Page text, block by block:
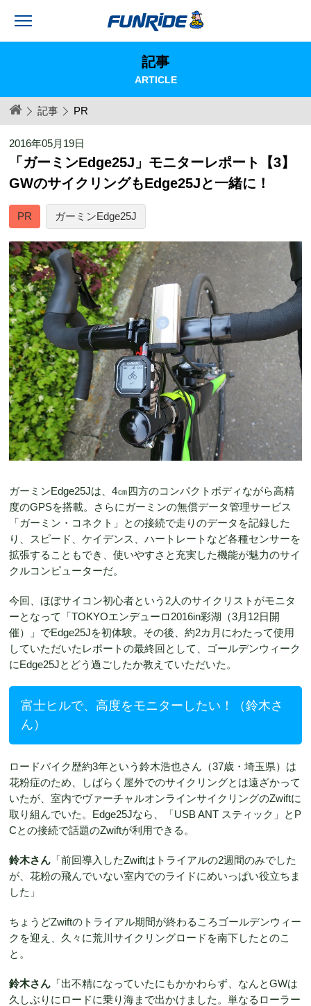
記事
ARTICLE
記事 PR
2016年05月19日
「ガーミンEdge25J」モニターレポート【3】
GWのサイクリングもEdge25Jと一緒に！
PR ガーミンEdge25J
ガーミンEdge25Jは、4㎝四方のコンパクトボディながら高精
度のGPSを搭載。さらにガーミンの無償データ管理サービス
「ガーミン・コネクト」との接続で走りのデータを記録した
り、スピード、ケイデンス、ハートレートなど各種センサーを
拡張することもでき、使いやすさと充実した機能が魅力のサイ
クルコンピューターだ。
今回、ほぼサイコン初心者という2人のサイクリストがモニタ
ーとなって「TOKYOエンデューロ2016in彩湖（3月12日開
催）」でEdge25Jを初体験。その後、約2カ月にわたって使用
していただいたレポートの最終回として、ゴールデンウィーク
にEdge25Jとどう過ごしたか教えていただいた。
富士ヒルで、高度をモニターしたい！（鈴木さ
ん）
ロードバイク歴約3年という鈴木浩也さん（37歳・埼玉県）は
花粉症のため、しばらく屋外でのサイクリングとは遠ざかって
いたが、室内でヴァーチャルオンラインサイクリングのZwiftに
取り組んでいた。Edge25Jなら、「USB ANT スティック」とP
Cとの接続で話題のZwiftが利用できる。
鈴木さん 「前回導入したZwiftはトライアルの2週間のみでした
が、花粉の飛んでいない室内でのライドにめいっぱい役立ちま
した」
ちょうどZwiftのトライアル期間が終わるころゴールデンウィー
クを迎え、久々に荒川サイクリングロードを南下したとのこ
と。
鈴木さん 「出不精になっていたにもかかわらず、なんとGWは
久しぶりにロードに乗り海まで出かけました。単なるローラー